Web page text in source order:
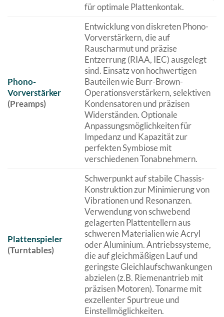
für optimale Plattenkontak.
Phono-
Vorverstärker
(Preamps)
Entwicklung von diskreten Phono-
Vorverstärkern, die auf
Rauscharmut und präzise
Entzerrung (RIAA, IEC) ausgelegt
sind. Einsatz von hochwertigen
Bauteilen wie Burr-Brown-
Operationsverstärkern, selektiven
Kondensatoren und präzisen
Widerständen. Optionale
Anpassungsmöglichkeiten für
Impedanz und Kapazität zur
perfekten Symbiose mit
verschiedenen Tonabnehmern.
Plattenspieler
(Turntables)
Schwerpunkt auf stabile Chassis-
Konstruktion zur Minimierung von
Vibrationen und Resonanzen.
Verwendung von schwebend
gelagerten Plattentellern aus
schweren Materialien wie Acryl
oder Aluminium. Antriebssysteme,
die auf gleichmäßigen Lauf und
geringste Gleichlaufschwankungen
abzielen (z.B. Riemenantrieb mit
präzisen Motoren). Tonarme mit
exzellenter Spurtreue und
Einstellmöglichkeiten.